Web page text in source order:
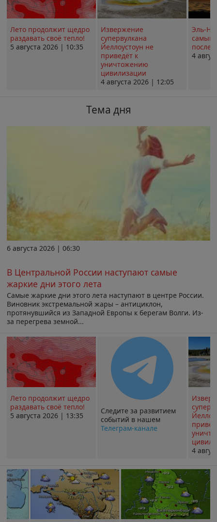
Лето продолжит щедро
раздавать своё тепло!
5 августа 2026 | 10:35
Извержение
супервулкана
Йеллоустоун не
приведёт к
уничтожению
цивилизации
4 августа 2026 | 12:05
Эль-
самым
4
Тема дня
6 августа 2026 | 06:30
В Центральной России наступают самые
жаркие дни этого лета
Самые жаркие дни этого лета наступают в центре России.
Виновник экстремальной жары – антициклон,
протянувшийся из Западной Европы к берегам Волги. Из-
за перегрева земной...
Лето продолжит щедро
раздавать своё тепло!
5 августа 2026 | 13:35
Следите за развитием
событий в нашем
Телеграм-канале
4